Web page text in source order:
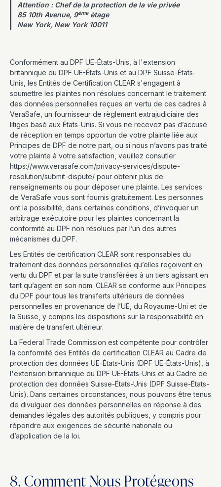
Attention : Chef de la protection de la vie privée
85 10th Avenue, 9èmeétage
New York, New York 10011
Conformément au DPF UE-États-Unis, à l'extension
britannique du DPF UE-États-Unis et au DPF Suisse-États-
Unis, les Entités de Certification CLEAR s'engagent à
soumettre les plaintes non résolues concernant le traitement
des données personnelles reçues en vertu de ces cadres à
VeraSafe, un fournisseur de règlement extrajudiciaire des
litiges basé aux États-Unis. Si vous ne recevez pas d’accusé
de réception en temps opportun de votre plainte liée aux
Principes de DPF de notre part, ou si nous n’avons pas traité
votre plainte à votre satisfaction, veuillez consutler
https://www.verasafe.com/privacy-services/dispute-
resolution/submit-dispute/ pour obtenir plus de
renseignements ou pour déposer une plainte. Les services
de VeraSafe vous sont fournis gratuitement. Les personnes
ont la possibilité, dans certaines conditions, d’invoquer un
arbitrage exécutoire pour les plaintes concernant la
conformité au DPF non résolues par l’un des autres
mécanismes du DPF.
Les Entités de certification CLEAR sont responsables du
traitement des données personnelles qu’elles reçoivent en
vertu du DPF et par la suite transférées à un tiers agissant en
tant qu’agent en son nom. CLEAR se conforme aux Principes
du DPF pour tous les transferts ultérieurs de données
personnelles en provenance de l’UE, du Royaume-Uni et de
la Suisse, y compris les dispositions sur la responsabilité en
matière de transfert ultérieur.
La Federal Trade Commission est compétente pour contrôler
la conformité des Entités de certification CLEAR au Cadre de
protection des données UE-États-Unis (DPF UE-États-Unis), à
l'extension britannique du DPF UE-États-Unis et au Cadre de
protection des données Suisse-États-Unis (DPF Suisse-États-
Unis). Dans certaines circonstances, nous pouvons être tenus
de divulguer des données personnelles en réponse à des
demandes légales des autorités publiques, y compris pour
répondre aux exigences de sécurité nationale ou
d’application de la loi.
8. Comment Nous Protégeons